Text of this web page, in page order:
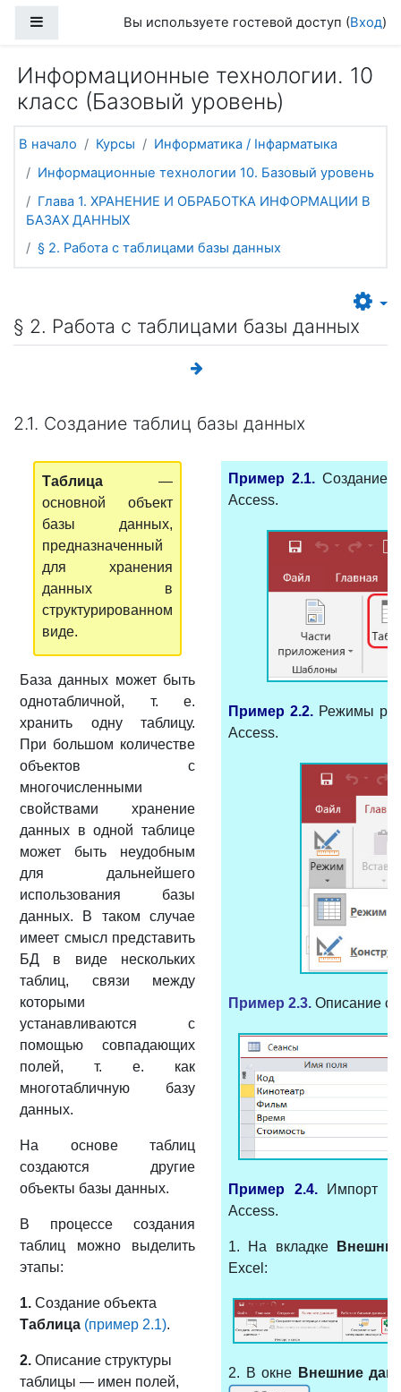
Боковая панельВы используете гостевой доступ (Вход)
Информационные технологии. 10
класс (Базовый уровень)
В начало Курсы
Информатика / Інфарматыка
Информационные технологии 10. Базовый уровень
Глава 1. ХРАНЕНИЕ И ОБРАБОТКА ИНФОРМАЦИИ В
БАЗАХ ДАННЫХ
§ 2. Работа с таблицами базы данных
§ 2. Работа с таблицами базы данных
2.1. Создание таблиц базы данных
Таблица —
основной объект
базы данных,
предназначенный
для хранения
данных в
структурированном
виде.
База данных может быть
однотабличной, т. е.
хранить одну таблицу.
При большом количестве
объектов с
многочисленными
свойствами хранение
данных в одной таблице
может быть неудобным
для дальнейшего
использования базы
данных. В таком случае
имеет смысл представить
БД в виде нескольких
таблиц, связи между
которыми
устанавливаются с
помощью совпадающих
полей, т. е. как
многотабличную базу
данных.
На основе таблиц
создаются другие
объекты базы данных.
В процессе создания
таблиц можно выделить
этапы:
1. Создание объекта
Таблица (пример 2.1).
2. Описание структуры
таблицы — имен полей,
Пример 2.1. Создание
Access.
Пример 2.2. Режимы
Access.
Пример 2.3. Описание
Пример 2.4. Импорт
Access.
1. На вкладке
Excel:
2. В окне Внешние